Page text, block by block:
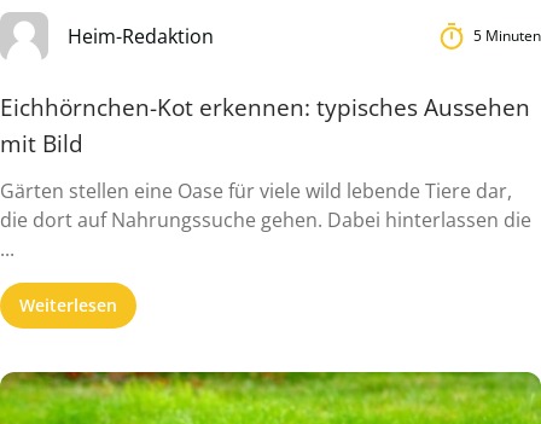
Heim-Redaktion 5 Minuten
Eichhörnchen-Kot erkennen: typisches Aussehen
mit Bild
Gärten stellen eine Oase für viele wild lebende Tiere dar,
die dort auf Nahrungssuche gehen. Dabei hinterlassen die
...
Weiterlesen